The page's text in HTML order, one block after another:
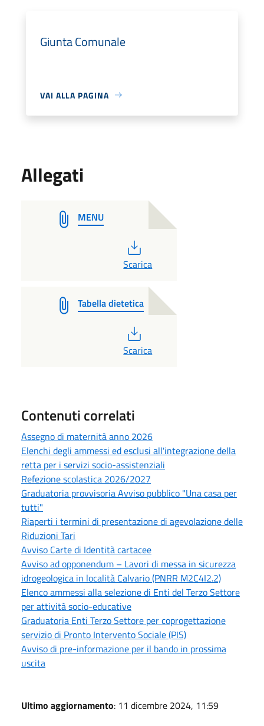
Giunta Comunale
VAI ALLA PAGINA
Allegati
MENU
PDF
Scarica
Tabella dietetica
PDF
Scarica
Contenuti correlati
Assegno di maternità anno 2026
Elenchi degli ammessi ed esclusi all'integrazione della
retta per i servizi socio-assistenziali
Refezione scolastica 2026/2027
Graduatoria provvisoria Avviso pubblico "Una casa per
tutti"
Riaperti i termini di presentazione di agevolazione delle
Riduzioni Tari
Avviso Carte di Identità cartacee
Avviso ad opponendum – Lavori di messa in sicurezza
idrogeologica in località Calvario (PNRR M2C4I2.2)
Elenco ammessi alla selezione di Enti del Terzo Settore
per attività socio-educative
Graduatoria Enti Terzo Settore per coprogettazione
servizio di Pronto Intervento Sociale (PIS)
Avviso di pre-informazione per il bando in prossima
uscita
Ultimo aggiornamento: 11 dicembre 2024, 11:59